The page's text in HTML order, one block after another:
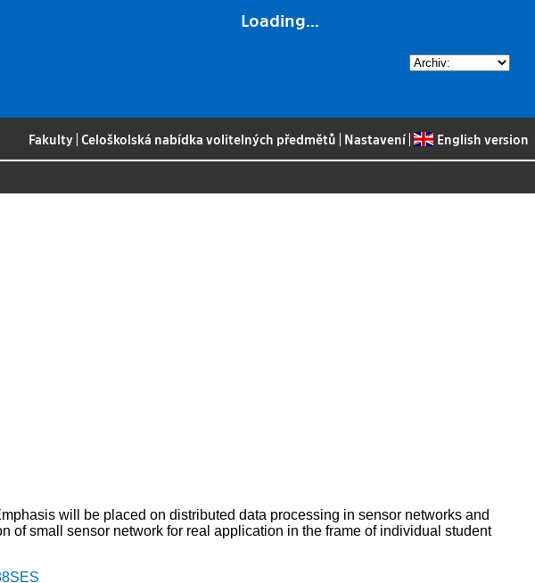
Loading...
Fakulty |Celoškolská nabídka volitelných předmětů Nastavení| English version
will be placed on distributed data processing in sensor networks and
of small sensor network for real application in the frame of individual student